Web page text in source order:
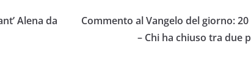
Alena da
Commento al Vangelo del giorno: 20
– Chi ha chiuso tra due